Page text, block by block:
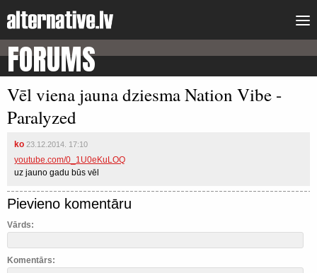
FORUMS
Vēl viena jauna dziesma Nation Vibe -
Paralyzed
ko 23.12.2014. 17:10
youtube.com/0_1U0eKuLOQ
uz jauno gadu būs vēl
Pievieno komentāru
Vārds:
Komentārs: